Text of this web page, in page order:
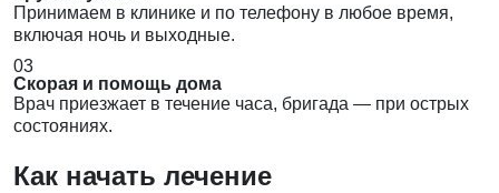
Принимаем в клинике и по телефону в любое время,
включая ночь и выходные.
03
Скорая и помощь дома
Врач приезжает в течение часа, бригада — при острых
состояниях.
Как начать лечение